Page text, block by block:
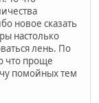
новое сказать
настолько
лень. По
что проще
помойных тем